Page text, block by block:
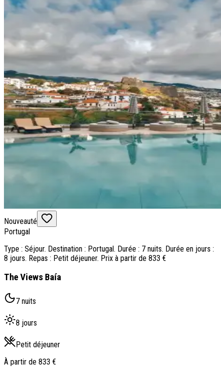
Nouveauté
Portugal
Type : Séjour. Destination : Portugal. Durée : 7 nuits. Durée en jours :
8 jours. Repas : Petit déjeuner. Prix à partir de 833 €
The Views Baía
7 nuits
8 jours
Petit déjeuner
À partir de 833 €